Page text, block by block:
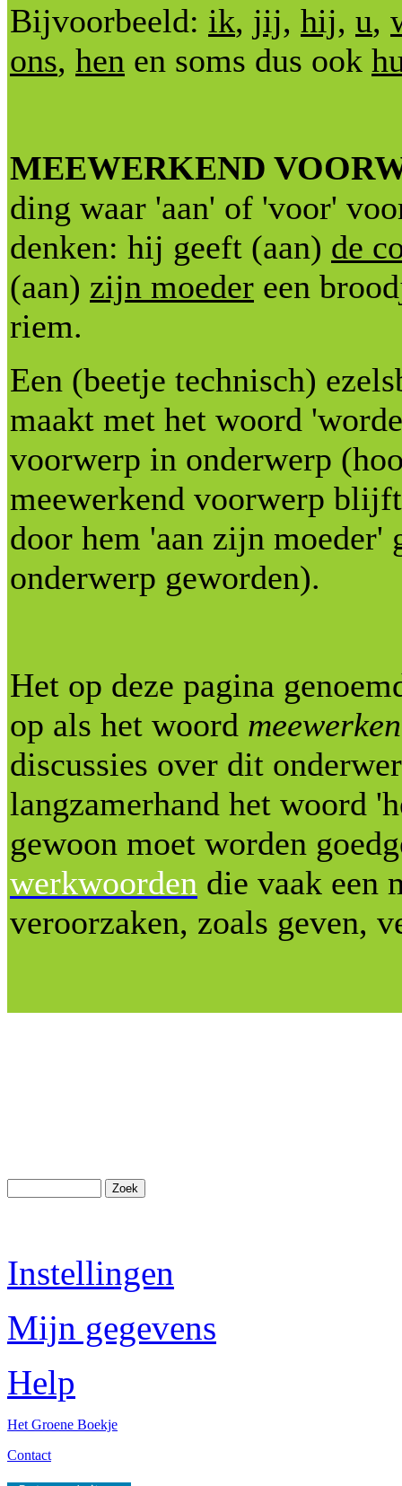
Bijvoorbeeld: ik, jij, hij, u,
ons, hen en soms dus ook
MEEWERKEND
ding waar 'aan' of 'voor'
denken: hij geeft (aan) de
(aan) zijn moeder een
riem.
Een (beetje technisch)
maakt met het woord
voorwerp in onderwerp
meewerkend voorwerp
door hem 'aan zijn moeder'
onderwerp geworden).
Het op deze pagina
op als het woord
discussies over dit
langzamerhand het woord
gewoon moet worden
werkwoorden die vaak een
veroorzaken, zoals geven,
Instellingen
Mijn gegevens
Help
Het Groene Boekje
Contact